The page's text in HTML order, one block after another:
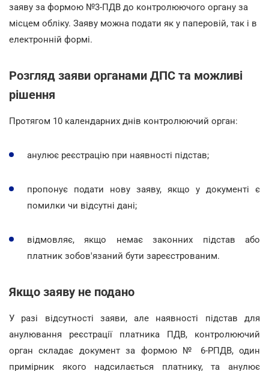
заяву за формою №3-ПДВ до контролюючого органу за
місцем обліку. Заяву можна подати як у паперовій, так і в
електронній формі.
Розгляд заяви органами ДПС та можливі
рішення
Протягом 10 календарних днів контролюючий орган:
анулює реєстрацію при наявності підстав;
пропонує подати нову заяву, якщо у документі є
помилки чи відсутні дані;
відмовляє, якщо немає законних підстав або
платник зобов'язаний бути зареєстрованим.
Якщо заяву не подано
У разі відсутності заяви, але наявності підстав для
анулювання реєстрації платника ПДВ, контролюючий
орган складає документ за формою № 6-РПДВ, один
примірник якого надсилається платнику, та анулює